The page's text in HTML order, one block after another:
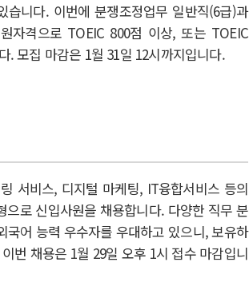
니다. 이번에 분쟁조정업무 일반직(6급)과
자격으로 TOEIC 800점 이상, 또는 TOEIC
모집 마감은 1월 31일 12시까지입니다.
서비스, 디지털 마케팅, IT융합서비스 등의
로 신입사원을 채용합니다. 다양한 직무 분
어 능력 우수자를 우대하고 있으니, 보유하
번 채용은 1월 29일 오후 1시 접수 마감입니